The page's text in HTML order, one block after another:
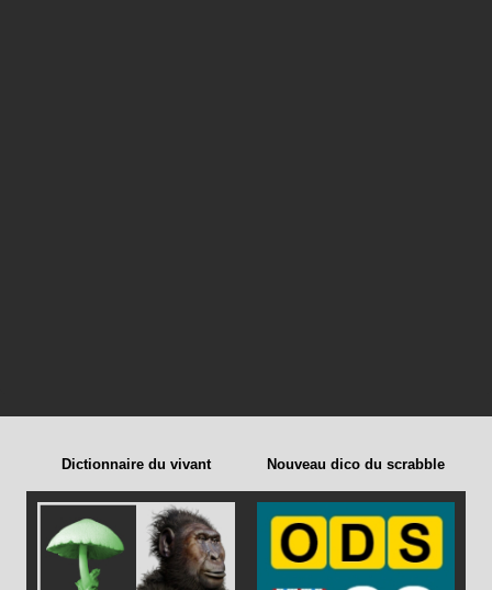
Dictionnaire du vivant Nouveau dico du scrabble